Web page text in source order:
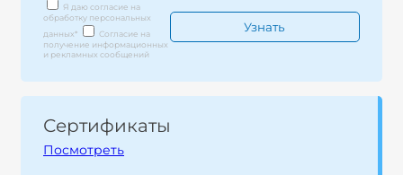
Я даю согласие на
обработку персональных
данных*
Согласие на
получение информационных
и рекламных сообщений
Сертификаты
Посмотреть